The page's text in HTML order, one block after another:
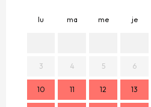
lu ma me je
3 4 5 6
10 11 12 13